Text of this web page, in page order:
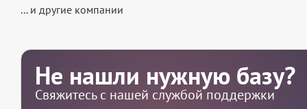
... и другие компании
Не нашли нужную базу?
Свяжитесь с нашей службой поддержки